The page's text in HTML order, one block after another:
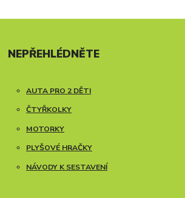
NEPŘEHLÉDNĚTE
AUTA PRO 2 DĚTI
ČTYŘKOLKY
MOTORKY
PLYŠOVÉ HRAČKY
NÁVODY K SESTAVENÍ